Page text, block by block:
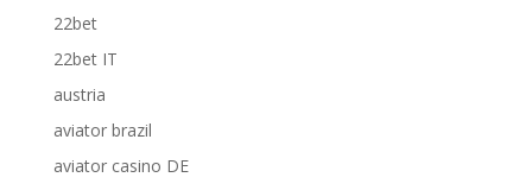
22bet
22bet IT
austria
aviator brazil
aviator casino DE